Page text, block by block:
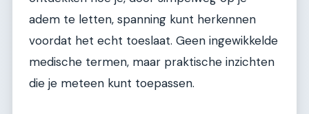
adem te letten, spanning kunt herkennen
voordat het echt toeslaat. Geen ingewikkelde
medische termen, maar praktische inzichten
die je meteen kunt toepassen.